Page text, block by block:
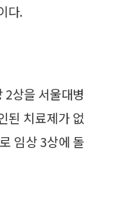
다.
2상을 서울대병
된 치료제가 없
임상 3상에 돌